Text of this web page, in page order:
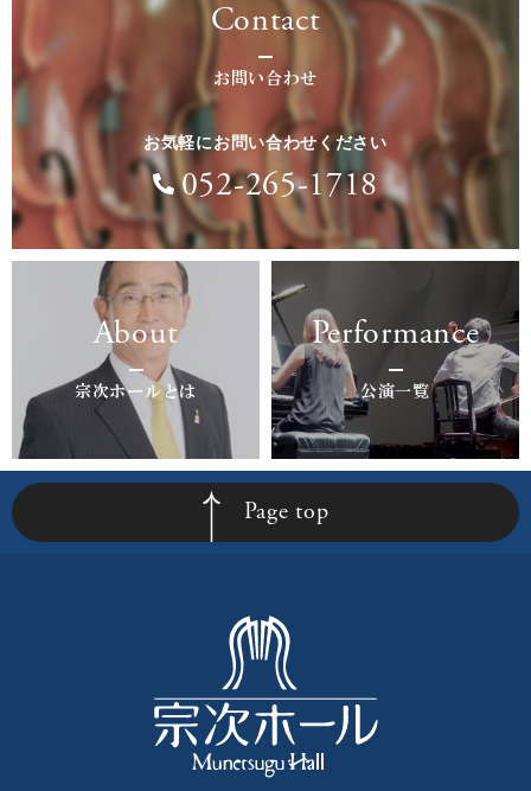
Contact
お問い合わせ
お気軽にお問い合わせください
052-265-1718
About
宗次ホールとは
Performance
公演一覧
Page top